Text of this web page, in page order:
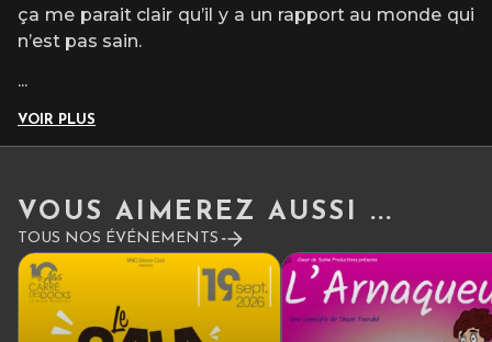
ça me parait clair qu’il y a un rapport au monde qui
n’est pas sain.
...
VOIR PLUS
VOUS AIMEREZ AUSSI ...
TOUS NOS ÉVÉNEMENTS